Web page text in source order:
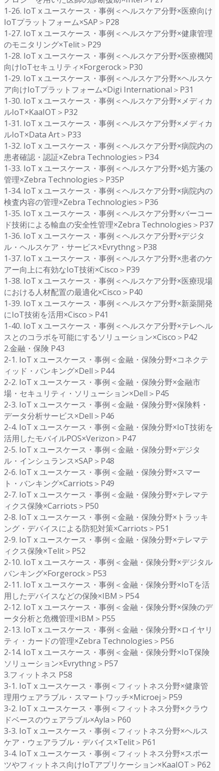
1-26. IoT x ユースケース・事例＜ヘルスケア分野×医療向け
IoTプラットフォーム×SAP＞P28
1-27. IoT x ユースケース・事例＜ヘルスケア分野×健康管理
のモニタリング×Telit＞P29
1-28. IoT x ユースケース・事例＜ヘルスケア分野×医療機関
向けIoTセキュリティ×Forgerock＞P30
1-29. IoT x ユースケース・事例＜ヘルスケア分野×ヘルスケ
ア向けIoTプラットフォーム×Digi International＞P31
1-30. IoT x ユースケース・事例＜ヘルスケア分野×メディカ
ルIoT×KaaIOT＞P32
1-31. IoT x ユースケース・事例＜ヘルスケア分野×メディカ
ルIoT×Data Art＞P33
1-32. IoT x ユースケース・事例＜ヘルスケア分野×病院内の
患者確認・認証×Zebra Technologies＞P34
1-33. IoT x ユースケース・事例＜ヘルスケア分野×処方箋の
管理×Zebra Technologies＞P35P
1-34. IoT x ユースケース・事例＜ヘルスケア分野×病院内の
検査内容の管理×Zebra Technologies＞P36
1-35. IoT x ユースケース・事例＜ヘルスケア分野×バーコー
ド技術による輸血の安全性管理×Zebra Technologies＞P37
1-36. IoT x ユースケース・事例＜ヘルスケア分野×デジタ
ル・ヘルスケア・サービス×Evrythng＞P38
1-37. IoT x ユースケース・事例＜ヘルスケア分野×患者のケ
アー向上に有効なIoT技術×Cisco＞P39
1-38. IoT x ユースケース・事例＜ヘルスケア分野×医療現場
における人材配置の最適化×Cisco＞P40
1-39. IoT x ユースケース・事例＜ヘルスケア分野×新薬開発
にIoT技術を活用×Cisco＞P41
1-40. IoT x ユースケース・事例＜ヘルスケア分野×テレヘル
スとのコラボを可能にするソリューション×Cisco＞P42
2.金融・保険 P43
2-1. IoT x ユースケース・事例＜金融・保険分野×コネクテ
ィッド・バンキング×Dell＞P44
2-2. IoT x ユースケース・事例＜金融・保険分野×金融市
場・セキュリティ・ソリューション×Dell＞P45
2-3. IoT x ユースケース・事例＜金融・保険分野×保険料・
データ分析サービス×Dell＞P46
2-4. IoT x ユースケース・事例＜金融・保険分野×IoT技術を
活用したモバイルPOS×Verizon＞P47
2-5. IoT x ユースケース・事例＜金融・保険分野×デジタ
ル・インシュランス×SAP＞P48
2-6. IoT x ユースケース・事例＜金融・保険分野×スマー
ト・バンキング×Carriots＞P49
2-7. IoT x ユースケース・事例＜金融・保険分野×テレマテ
ィクス保険×Carriots＞P50
2-8. IoT x ユースケース・事例＜金融・保険分野×トラッキ
ング・デバイスによる防犯対策×Carriots＞P51
2-9. IoT x ユースケース・事例＜金融・保険分野×テレマテ
ィクス保険×Telit＞P52
2-10. IoT x ユースケース・事例＜金融・保険分野×デジタル
バンキング×Forgerock＞P53
2-11. IoT x ユースケース・事例＜金融・保険分野×IoTを活
用したデバイスなどの保険×IBM＞P54
2-12. IoT x ユースケース・事例＜金融・保険分野×保険のデ
ータ分析と危機管理×IBM＞P55
2-13. IoT x ユースケース・事例＜金融・保険分野×ロイヤリ
ティ・カードの管理×Zebra Technologies＞P56
2-14. IoT x ユースケース・事例＜金融・保険分野×IoT保険
ソリューション×Evrythng＞P57
3.フィットネス P58
3-1. IoT x ユースケース・事例＜フィットネス分野×健康管
理用ウェアラブル・スマートワッチ×Microej＞P59
3-2. IoT x ユースケース・事例＜フィットネス分野×クラウ
ドベースのウェアラブル×Ayla＞P60
3-3. IoT x ユースケース・事例＜フィットネス分野×ヘルス
ケア・ウェアラブル・デバイス×Telit＞P61
3-4. IoT x ユースケース・事例＜フィットネス分野×スポー
ツやフィットネス向けIoTアプリケーション×KaaIOT＞P62